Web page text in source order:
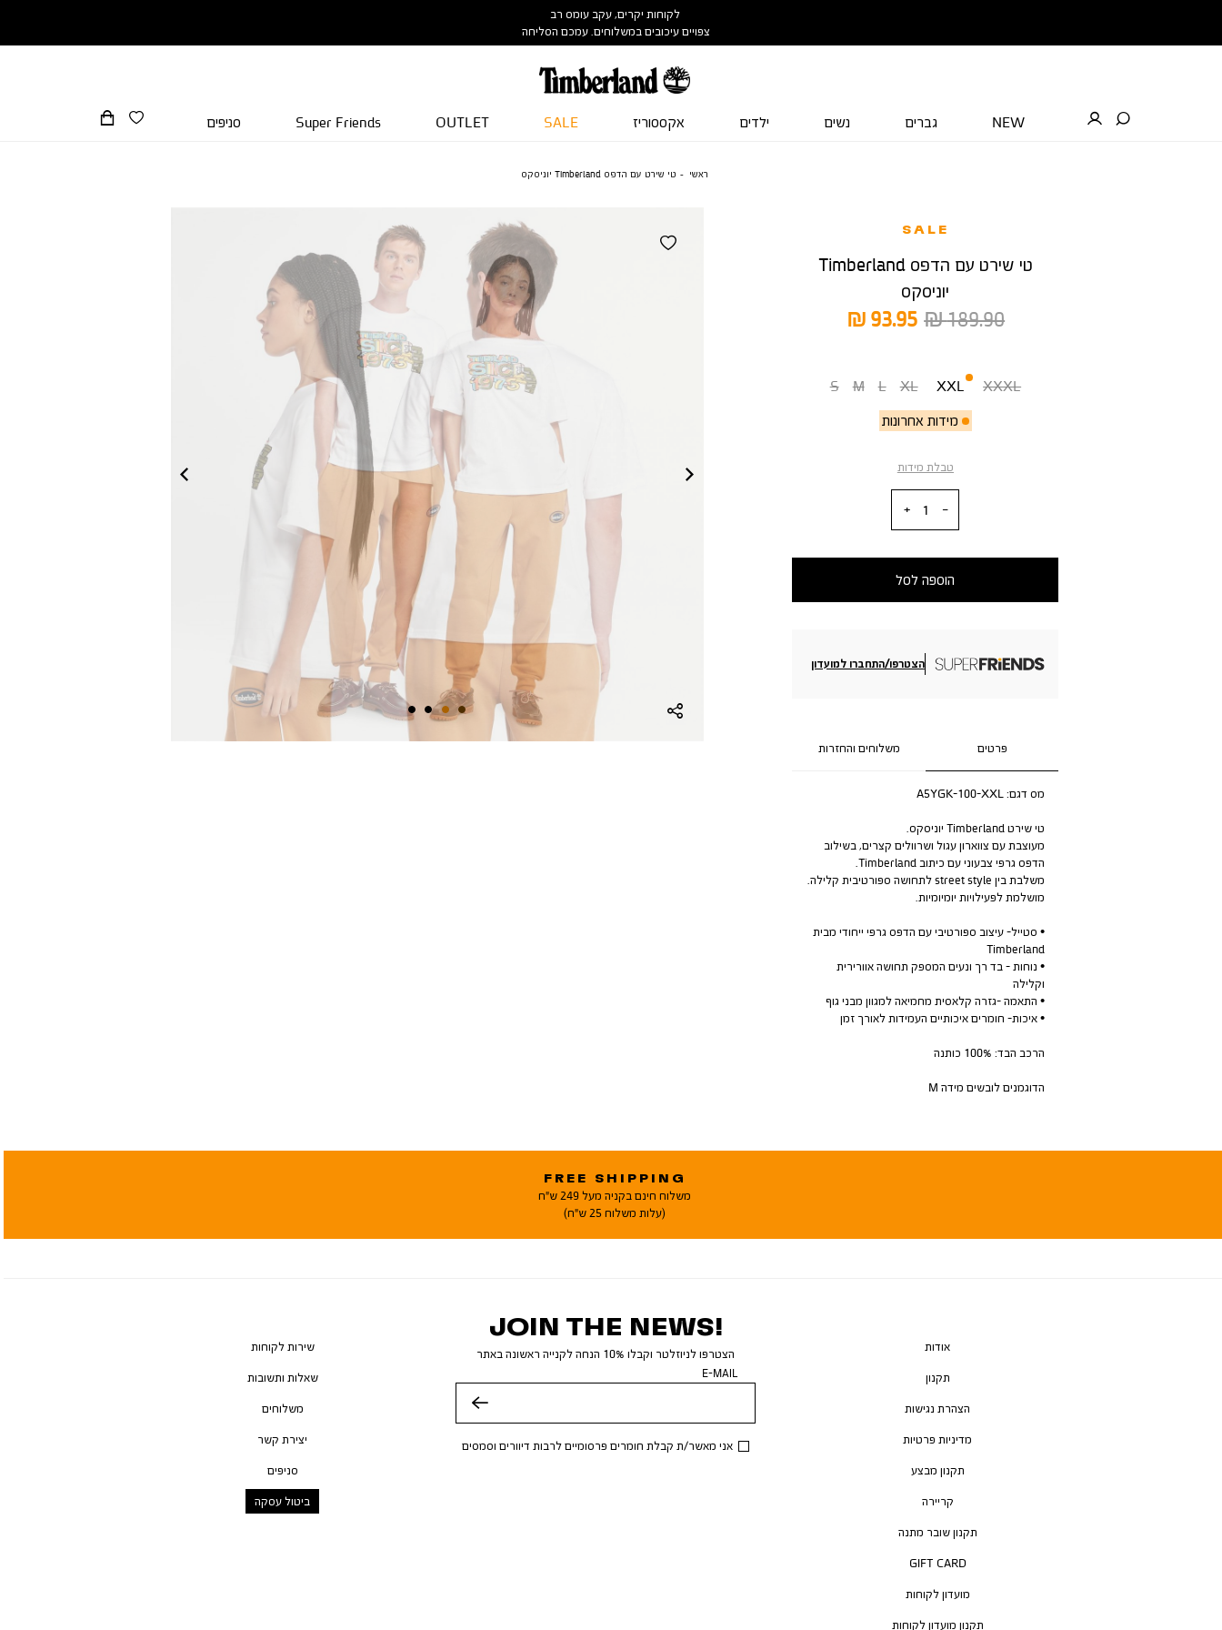
לקוחות יקרים, עקב עומס רב
צפויים עיכובים במשלוחים. עמכם הסליחה
NEW גברים נשים ילדים אקססוריז SALE
OUTLET
Super Friends סניפים
ראשי טי שירט עם הדפס Timberland יוניסקס
SALE
טי שירט עם הדפס Timberland
יוניסקס
מחיר
93.95 ₪
מחיר
189.90 ₪
S M L XL
XXL
מידות אחרונות
XXXL
טבלת מידות
הוספה לסל
הצטרפו/התחברו למועדון
פרטים משלוחים והחזרות
מס דגם: A5YGK-100-XXL
טי שירט Timberland יוניסקס.
מעוצבת עם צווארון עגול ושרוולים קצרים, בשילוב
הדפס גרפי צבעוני עם כיתוב Timberland.
משלבת בין street style לתחושה ספורטיבית קלילה.
מושלמת לפעילויות יומיומיות.
• סטייל- עיצוב ספורטיבי עם הדפס גרפי ייחודי מבית
Timberland
• נוחות - בד רך ונעים המספק תחושה אוורירית
וקלילה
• התאמה -גזרה קלאסית מחמיאה למגוון מבני גוף
• איכות- חומרים איכותיים העמידות לאורך זמן
הרכב הבד: 100% כותנה
הדוגמנים לובשים מידה M
FREE SHIPPING
משלוח חינם בקניה מעל 249 ש"ח
(עלות משלוח 25 ש"ח)
JOIN THE NEWS!
הצטרפו לניוזלטר וקבלו 10% הנחה לקנייה ראשונה באתר
E-MAIL
אני מאשר/ת קבלת חומרים פרסומיים לרבות דיוורים וסמסים
אודות
תקנון
הצהרת נגישות
מדיניות פרטיות
תקנון מבצע
קריירה
תקנון שובר מתנה
GIFT CARD
מועדון לקוחות
תקנון מועדון לקוחות
שירות לקוחות
שאלות ותשובות
משלוחים
יצירת קשר
סניפים
ביטול עסקה